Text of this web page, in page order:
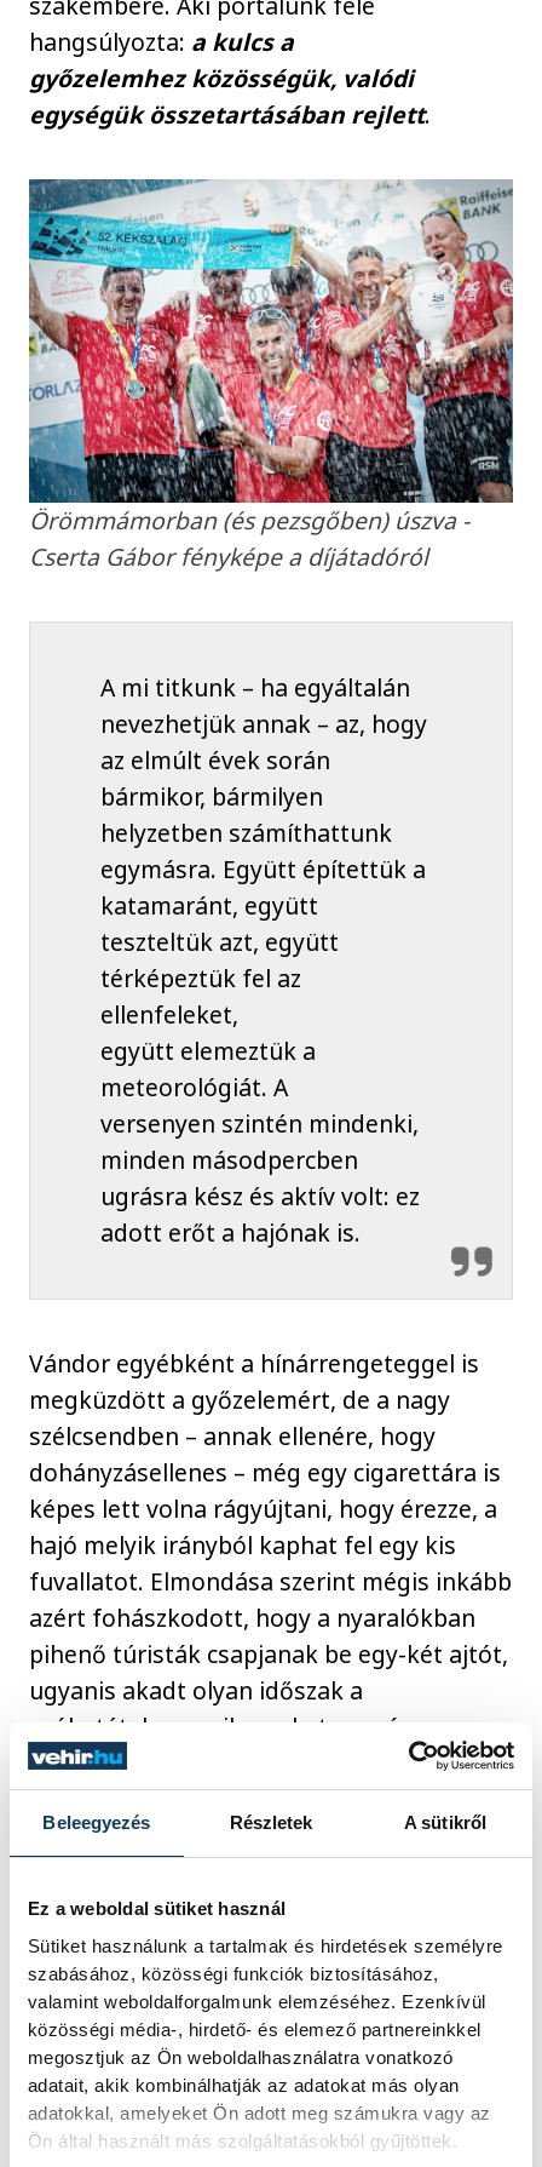
Beleegyezés Részletek A sütikről
Ez a weboldal sütiket használ
Sütiket használunk a tartalmak és hirdetések személyre
szabásához, közösségi funkciók biztosításához,
valamint weboldalforgalmunk elemzéséhez. Ezenkívül
közösségi média-, hirdető- és elemező partnereinkkel
megosztjuk az Ön weboldalhasználatra vonatkozó
adatait, akik kombinálhatják az adatokat más olyan
adatokkal, amelyeket Ön adott meg számukra vagy az
Ön által használt más szolgáltatásokból gyűjtöttek.
hangsúlyozta: a kulcs a
győzelemhez közösségük, valódi
egységük összetartásában rejlett.
Örömmámorban (és pezsgőben) úszva -
Cserta Gábor fényképe a díjátadóról
A mi titkunk – ha egyáltalán
nevezhetjük annak – az, hogy
az elmúlt évek során
bármikor, bármilyen
helyzetben számíthattunk
egymásra. Együtt építettük a
katamaránt, együtt
teszteltük azt, együtt
térképeztük fel az
ellenfeleket,
együtt elemeztük a
meteorológiát. A
versenyen szintén mindenki,
minden másodpercben
ugrásra kész és aktív volt: ez
adott erőt a hajónak is.
Vándor egyébként a hínárrengeteggel is
megküzdött a győzelemért, de a nagy
szélcsendben – annak ellenére, hogy
dohányzásellenes – még egy cigarettára is
képes lett volna rágyújtani, hogy érezze, a
hajó melyik irányból kaphat fel egy kis
fuvallatot. Elmondása szerint mégis inkább
azért fohászkodott, hogy a nyaralókban
pihenő túristák csapjanak be egy-két ajtót,
ugyanis akadt olyan időszak a
próbatételen, amikor a katamarán
oldalára „szélcsengőként” felhelyezett
retro magnószalagok is elnémultak.
tapintható volt, hiszen hiába
alakítottunk ki magunknak a
biztonsági
rajtunkat követően két-
háromszor is tetemes előnyt,
a szelek ura rendre csak